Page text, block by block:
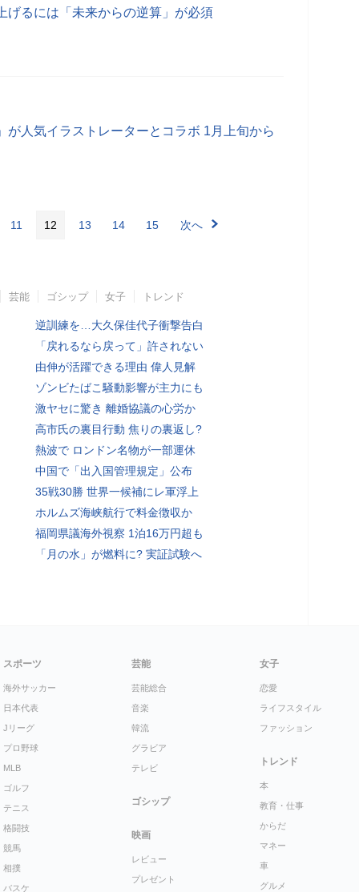
げるには「未来からの逆算」が必須
が人気イラストレーターとコラボ 1月上旬から
11 12 13 14 15 次へ
芸能 ゴシップ 女子 トレンド
逆訓練を…大久保佳代子衝撃告白
「戻れるなら戻って」許されない
由伸が活躍できる理由 偉人見解
ゾンビたばこ騒動影響が主力にも
激ヤセに驚き 離婚協議の心労か
高市氏の裏目行動 焦りの裏返し?
熱波で ロンドン名物が一部運休
中国で「出入国管理規定」公布
35戦30勝 世界一候補にレ軍浮上
ホルムズ海峡航行で料金徴収か
福岡県議海外視察 1泊16万円超も
「月の水」が燃料に? 実証試験へ
スポーツ
海外サッカー
日本代表
Jリーグ
プロ野球
MLB
ゴルフ
テニス
格闘技
競馬
相撲
バスケ
芸能
芸能総合
音楽
韓流
グラビア
テレビ
ゴシップ
映画
レビュー
プレゼント
女子
恋愛
ライフスタイル
ファッション
トレンド
本
教育・仕事
からだ
マネー
車
グルメ